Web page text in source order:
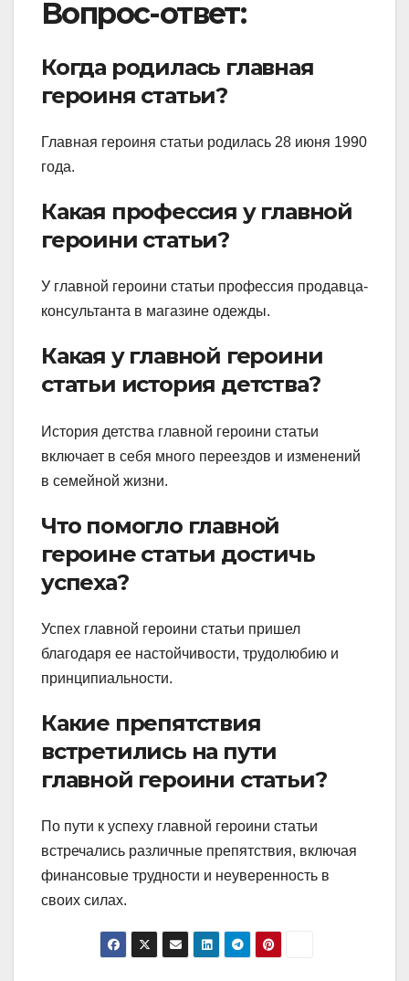
Вопрос-ответ:
Когда родилась главная
героиня статьи?
Главная героиня статьи родилась 28 июня 1990
года.
Какая профессия у главной
героини статьи?
У главной героини статьи профессия продавца-
консультанта в магазине одежды.
Какая у главной героини
статьи история детства?
История детства главной героини статьи
включает в себя много переездов и изменений
в семейной жизни.
Что помогло главной
героине статьи достичь
успеха?
Успех главной героини статьи пришел
благодаря ее настойчивости, трудолюбию и
принципиальности.
Какие препятствия
встретились на пути
главной героини статьи?
По пути к успеху главной героини статьи
встречались различные препятствия, включая
финансовые трудности и неуверенность в
своих силах.